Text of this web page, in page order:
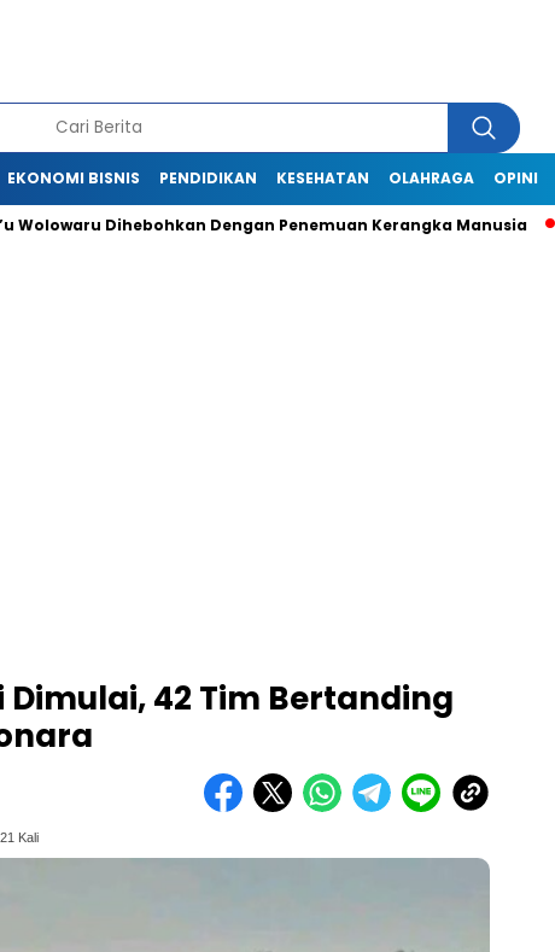
EKONOMI BISNIS PENDIDIKAN KESEHATAN OLAHRAGA OPINI
Dihebohkan Dengan Penemuan Kerangka Manusia
Dimulai, 42 Tim Bertanding
Kali